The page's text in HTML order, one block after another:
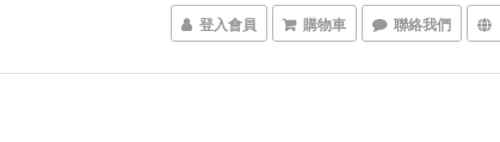
登入會員 購物車 聯絡我們